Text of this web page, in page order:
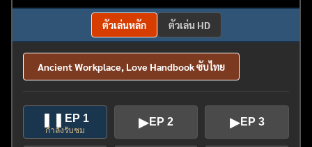
ตัวเล่นหลัก ตัวเล่น HD
Ancient Workplace, Love Handbook ซับไทย
EP 1
กำลังรับชม
▶EP 2 ▶EP 3